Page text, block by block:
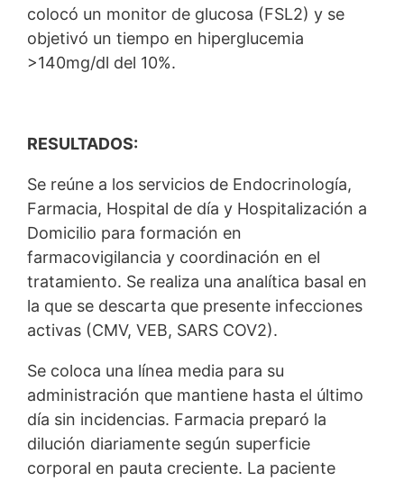
colocó un monitor de glucosa (FSL2) y se
objetivó un tiempo en hiperglucemia
>140mg/dl del 10%.
RESULTADOS:
Se reúne a los servicios de Endocrinología,
Farmacia, Hospital de día y Hospitalización a
Domicilio para formación en
farmacovigilancia y coordinación en el
tratamiento. Se realiza una analítica basal en
la que se descarta que presente infecciones
activas (CMV, VEB, SARS COV2).
Se coloca una línea media para su
administración que mantiene hasta el último
día sin incidencias. Farmacia preparó la
dilución diariamente según superficie
corporal en pauta creciente. La paciente